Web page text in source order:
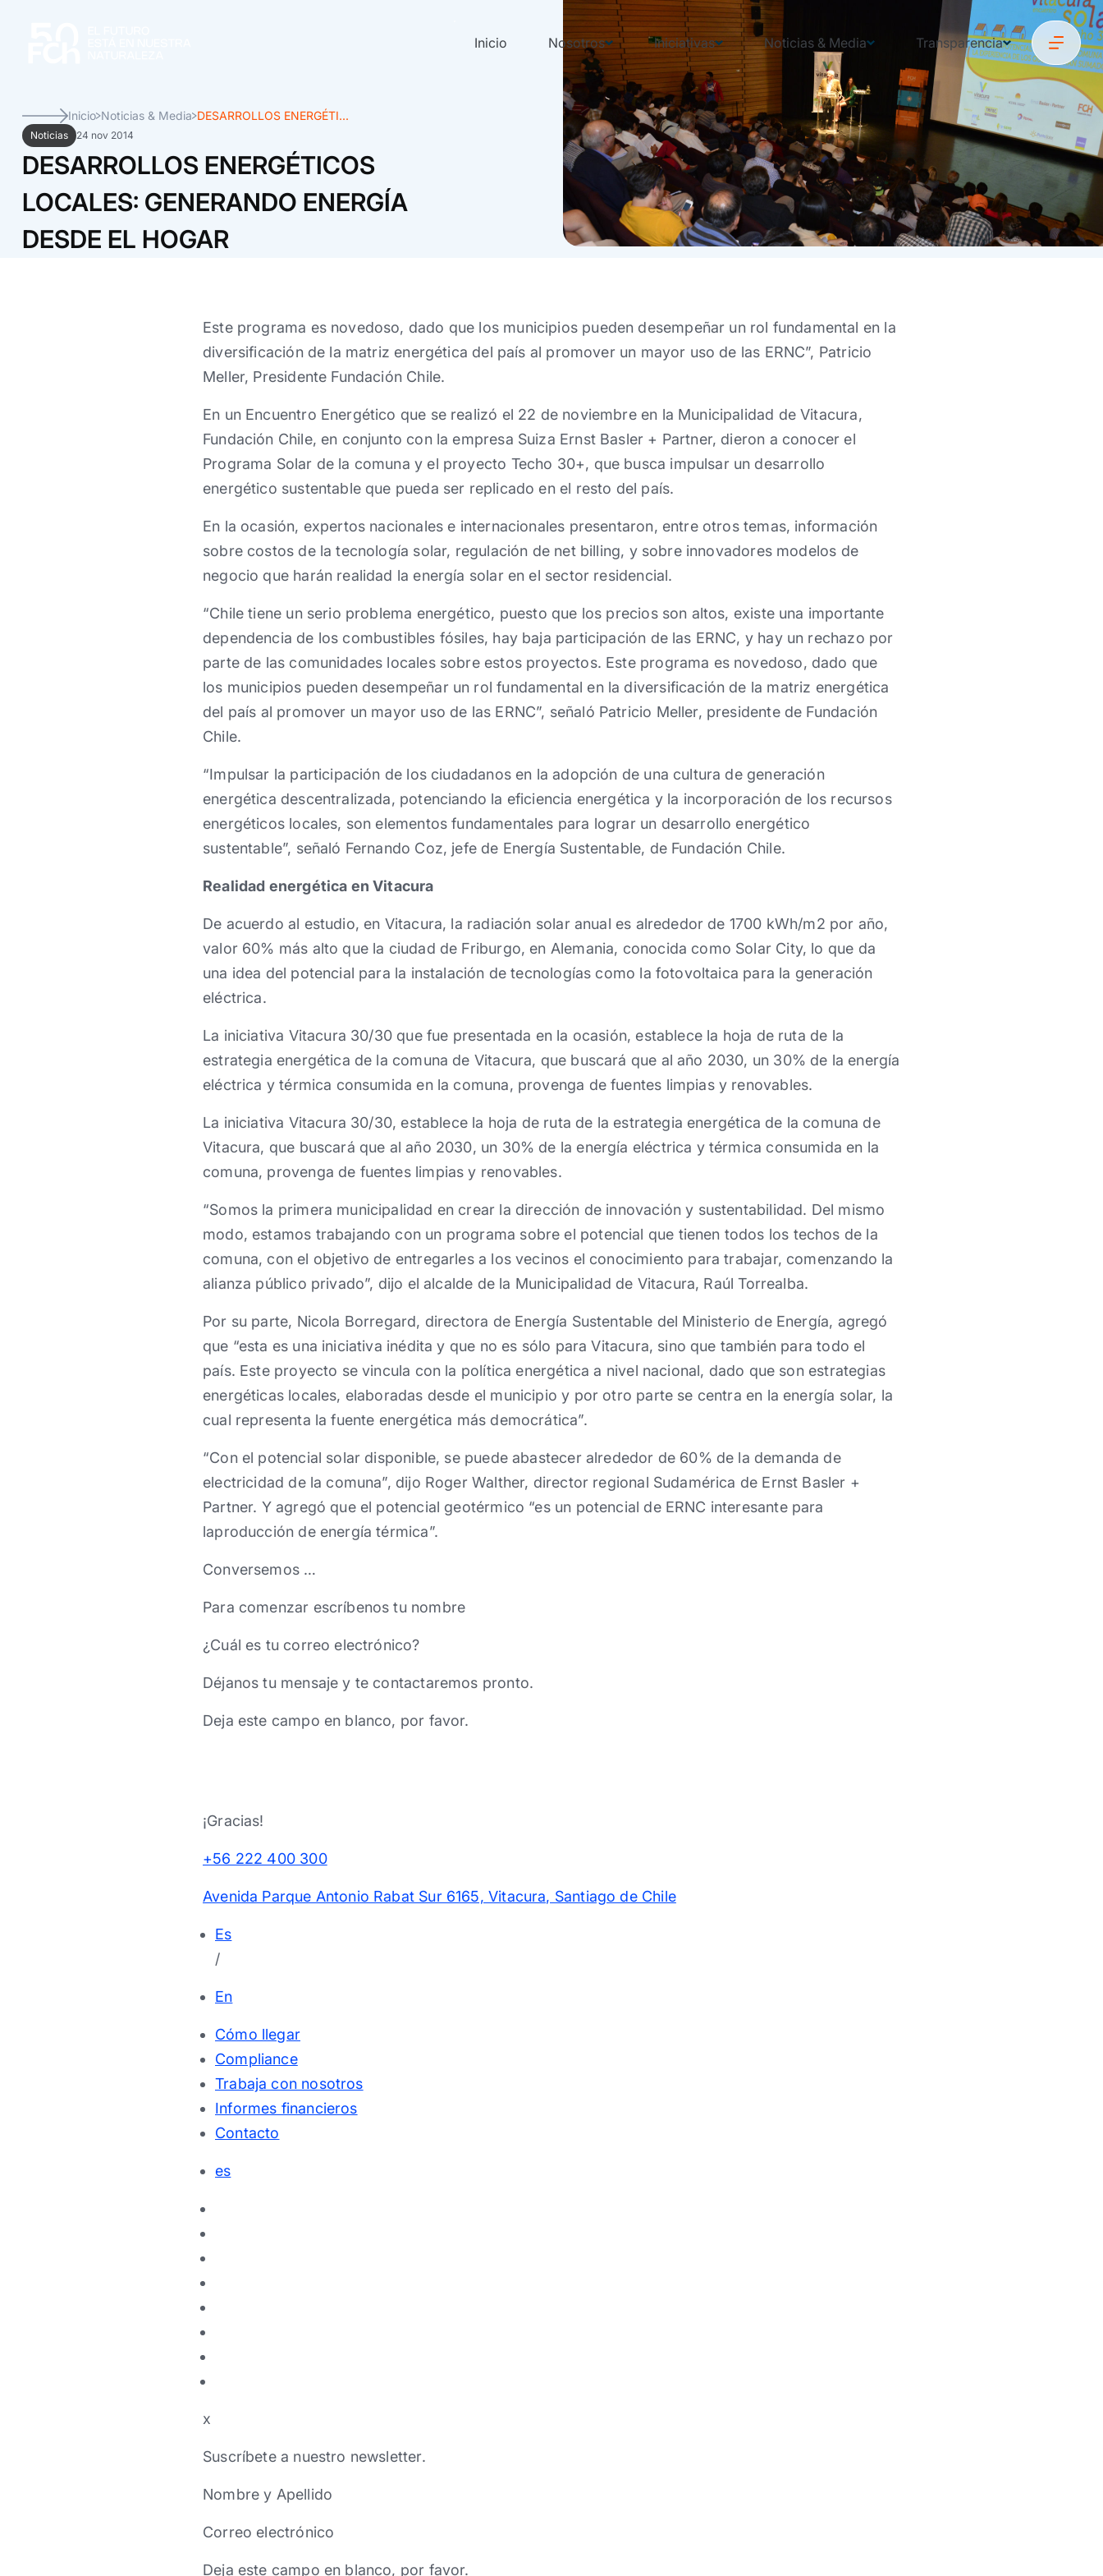
Inicio Nosotros Iniciativas Noticias & Media Transparencia
Inicio Noticias & Media DESARROLLOS ENERGÉTI...
Noticias 24 nov 2014
DESARROLLOS ENERGÉTICOS
LOCALES: GENERANDO ENERGÍA
DESDE EL HOGAR
Este programa es novedoso, dado que los municipios pueden desempeñar un rol fundamental en la
diversificación de la matriz energética del país al promover un mayor uso de las ERNC”, Patricio
Meller, Presidente Fundación Chile.
En un Encuentro Energético que se realizó el 22 de noviembre en la Municipalidad de Vitacura,
Fundación Chile, en conjunto con la empresa Suiza Ernst Basler + Partner, dieron a conocer el
Programa Solar de la comuna y el proyecto Techo 30+, que busca impulsar un desarrollo
energético sustentable que pueda ser replicado en el resto del país.
En la ocasión, expertos nacionales e internacionales presentaron, entre otros temas, información
sobre costos de la tecnología solar, regulación de net billing, y sobre innovadores modelos de
negocio que harán realidad la energía solar en el sector residencial.
“Chile tiene un serio problema energético, puesto que los precios son altos, existe una importante
dependencia de los combustibles fósiles, hay baja participación de las ERNC, y hay un rechazo por
parte de las comunidades locales sobre estos proyectos. Este programa es novedoso, dado que
los municipios pueden desempeñar un rol fundamental en la diversificación de la matriz energética
del país al promover un mayor uso de las ERNC”, señaló Patricio Meller, presidente de Fundación
Chile.
“Impulsar la participación de los ciudadanos en la adopción de una cultura de generación
energética descentralizada, potenciando la eficiencia energética y la incorporación de los recursos
energéticos locales, son elementos fundamentales para lograr un desarrollo energético
sustentable”, señaló Fernando Coz, jefe de Energía Sustentable, de Fundación Chile.
Realidad energética en Vitacura
De acuerdo al estudio, en Vitacura, la radiación solar anual es alrededor de 1700 kWh/m2 por año,
valor 60% más alto que la ciudad de Friburgo, en Alemania, conocida como Solar City, lo que da
una idea del potencial para la instalación de tecnologías como la fotovoltaica para la generación
eléctrica.
La iniciativa Vitacura 30/30 que fue presentada en la ocasión, establece la hoja de ruta de la
estrategia energética de la comuna de Vitacura, que buscará que al año 2030, un 30% de la energía
eléctrica y térmica consumida en la comuna, provenga de fuentes limpias y renovables.
La iniciativa Vitacura 30/30, establece la hoja de ruta de la estrategia energética de la comuna de
Vitacura, que buscará que al año 2030, un 30% de la energía eléctrica y térmica consumida en la
comuna, provenga de fuentes limpias y renovables.
“Somos la primera municipalidad en crear la dirección de innovación y sustentabilidad. Del mismo
modo, estamos trabajando con un programa sobre el potencial que tienen todos los techos de la
comuna, con el objetivo de entregarles a los vecinos el conocimiento para trabajar, comenzando la
alianza público privado”, dijo el alcalde de la Municipalidad de Vitacura, Raúl Torrealba.
Por su parte, Nicola Borregard, directora de Energía Sustentable del Ministerio de Energía, agregó
que “esta es una iniciativa inédita y que no es sólo para Vitacura, sino que también para todo el
país. Este proyecto se vincula con la política energética a nivel nacional, dado que son estrategias
energéticas locales, elaboradas desde el municipio y por otro parte se centra en la energía solar, la
cual representa la fuente energética más democrática”.
“Con el potencial solar disponible, se puede abastecer alrededor de 60% de la demanda de
electricidad de la comuna”, dijo Roger Walther, director regional Sudamérica de Ernst Basler +
Partner. Y agregó que el potencial geotérmico “es un potencial de ERNC interesante para
laproducción de energía térmica”.
Conversemos …
Para comenzar escríbenos tu nombre
¿Cuál es tu correo electrónico?
Déjanos tu mensaje y te contactaremos pronto.
Deja este campo en blanco, por favor.
¡Gracias!
+56 222 400 300
Avenida Parque Antonio Rabat Sur 6165, Vitacura, Santiago de Chile
Es
/
En
Cómo llegar
Compliance
Trabaja con nosotros
Informes financieros
Contacto
es
x
Suscríbete a nuestro newsletter.
Nombre y Apellido
Correo electrónico
Deja este campo en blanco, por favor.